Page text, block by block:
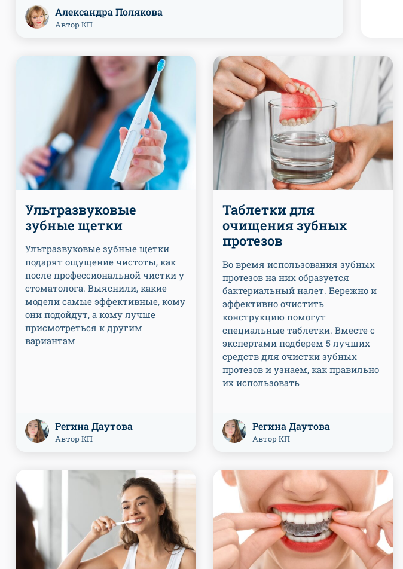
Александра Полякова
Автор КП
Ультразвуковые
зубные щетки
Ультразвуковые зубные щетки
подарят ощущение чистоты, как
после профессиональной чистки у
стоматолога. Выяснили, какие
модели самые эффективные, кому
они подойдут, а кому лучше
присмотреться к другим
вариантам
Регина Даутова
Автор КП
Таблетки для
очищения зубных
протезов
Во время использования зубных
протезов на них образуется
бактериальный налет. Бережно и
эффективно очистить
конструкцию помогут
специальные таблетки. Вместе с
экспертами подберем 5 лучших
средств для очистки зубных
протезов и узнаем, как правильно
их использовать
Регина Даутова
Автор КП